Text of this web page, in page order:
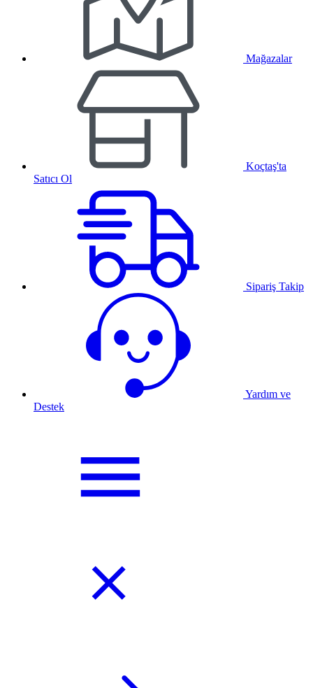
Mağazalar
Koçtaş'ta
Satıcı Ol
Sipariş Takip
Yardım ve
Destek